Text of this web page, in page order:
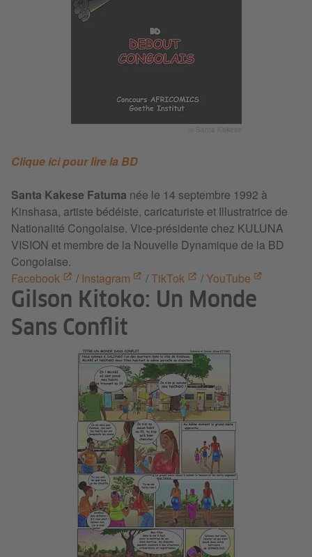
© Santa Kakese
Clique ici pour lire la BD
Santa Kakese Fatuma née le 14 septembre 1992 à
Kinshasa, artiste bédéiste, caricaturiste et Illustratrice de
Nationalité Congolaise. Vice-présidente chez KULUNA
VISION et membre de la Nouvelle Dynamique de la BD
Congolaise.
Facebook
/ Instagram /TikTok /YouTube
Gilson Kitoko: Un Monde
Sans Conflit